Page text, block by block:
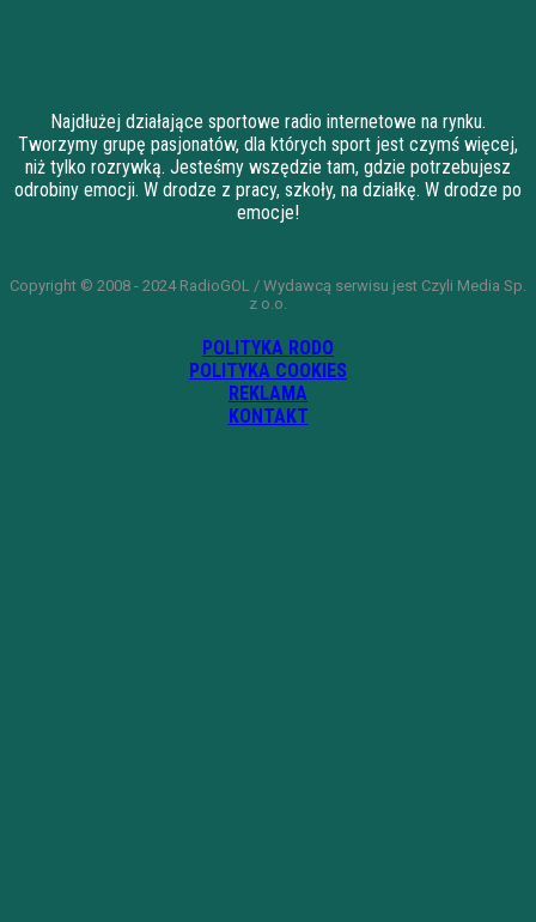
Najdłużej działające sportowe radio internetowe na rynku.
Tworzymy grupę pasjonatów, dla których sport jest czymś więcej,
niż tylko rozrywką. Jesteśmy wszędzie tam, gdzie potrzebujesz
odrobiny emocji. W drodze z pracy, szkoły, na działkę. W drodze po
emocje!
Copyright © 2008 - 2024 RadioGOL / Wydawcą serwisu jest Czyli Media Sp.
z o.o.
POLITYKA RODO
POLITYKA COOKIES
REKLAMA
KONTAKT